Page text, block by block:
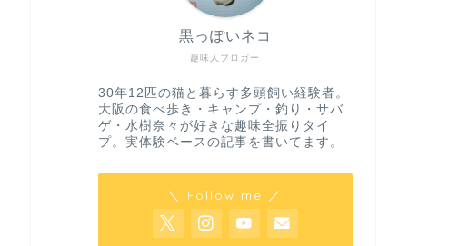
趣味人ブロガー
黒っぽいネコ
30年12匹の猫と暮らす多頭飼い経験者。
大阪の食べ歩き・キャンプ・釣り・サバ
ゲ・水樹奈々が好きな趣味全振りタイ
プ。実体験ベースの記事を書いてます。
＼ Follow me ／